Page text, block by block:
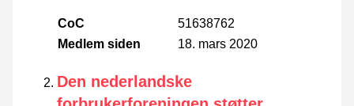
CoC
51638762
Medlem siden
18. mars 2020
Den nederlandske